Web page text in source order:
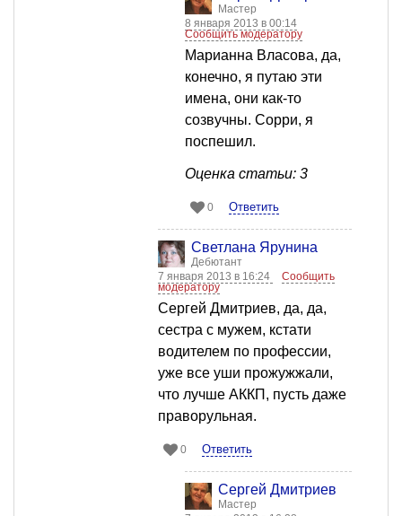
Мастер
8 января 2013 в 00:14
Сообщить модератору
Марианна Власова, да,
конечно, я путаю эти
имена, они как-то
созвучны. Сорри, я
поспешил.
Оценка статьи: 3
0 Ответить
Светлана Ярунина
Дебютант
7 января 2013 в 16:24
Сообщить
модератору
Сергей Дмитриев, да, да,
сестра с мужем, кстати
водителем по профессии,
уже все уши прожужжали,
что лучше АККП, пусть даже
праворульная.
0 Ответить
Сергей Дмитриев
Мастер